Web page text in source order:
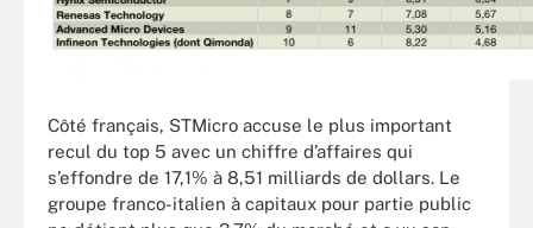
Côté français, STMicro accuse le plus important
recul du top 5 avec un chiffre d’affaires qui
s’effondre de 17,1% à 8,51 milliards de dollars. Le
groupe franco-italien à capitaux pour partie public